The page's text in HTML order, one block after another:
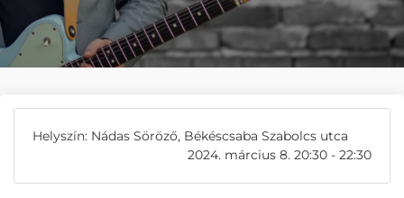
Helyszín: Nádas Söröző, Békéscsaba Szabolcs utca
2024. március 8. 20:30 - 22:30